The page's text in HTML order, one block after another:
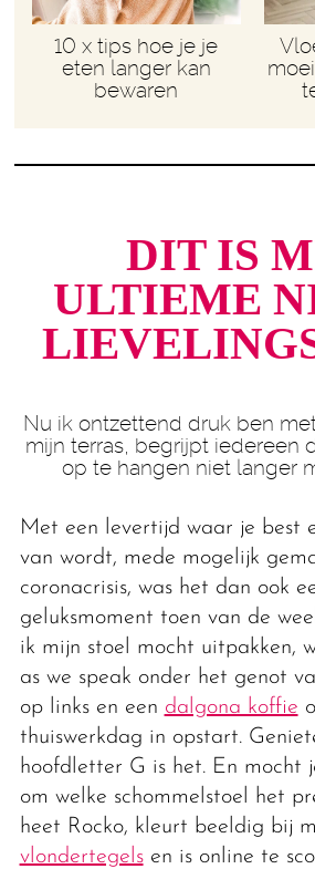
10 x tips hoe je je
eten langer kan
bewaren
DIT IS
ULTIEME
Nu ik ontzettend druk ben
mijn terras, begrijpt iedereen
op te hangen niet langer
Met een levertijd waar je best
van wordt, mede mogelijk
coronacrisis, was het dan ook
geluksmoment toen van de
ik mijn stoel mocht uitpakken,
as we speak onder het genot
op links en een dalgona koffie
thuiswerkdag in opstart.
hoofdletter G is het. En mocht
om welke schommelstoel het
heet Rocko, kleurt beeldig bij
vlondertegelsen is online te